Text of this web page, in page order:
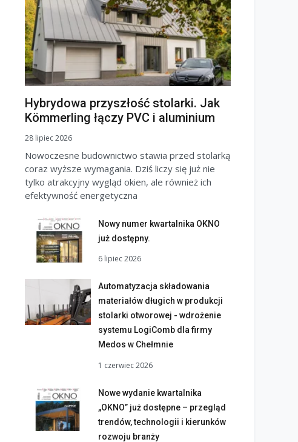
Hybrydowa przyszłość stolarki. Jak
Kömmerling łączy PVC i aluminium
28 lipiec 2026
Nowoczesne budownictwo stawia przed stolarką
coraz wyższe wymagania. Dziś liczy się już nie
tylko atrakcyjny wygląd okien, ale również ich
efektywność energetyczna
Nowy numer kwartalnika OKNO
już dostępny.
6 lipiec 2026
Automatyzacja składowania
materiałów długich w produkcji
stolarki otworowej - wdrożenie
systemu LogiComb dla firmy
Medos w Chełmnie
1 czerwiec 2026
Nowe wydanie kwartalnika
„OKNO” już dostępne – przegląd
trendów, technologii i kierunków
rozwoju branży